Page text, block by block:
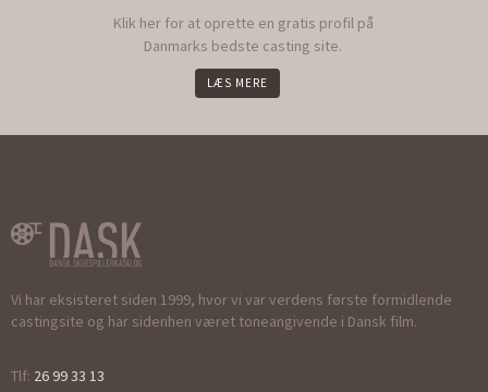
Klik her for at oprette en gratis profil på
Danmarks bedste casting site.
LÆS MERE
Vi har eksisteret siden 1999, hvor vi var verdens første formidlende
castingsite og har sidenhen været toneangivende i Dansk film.
Tlf: 26 99 33 13